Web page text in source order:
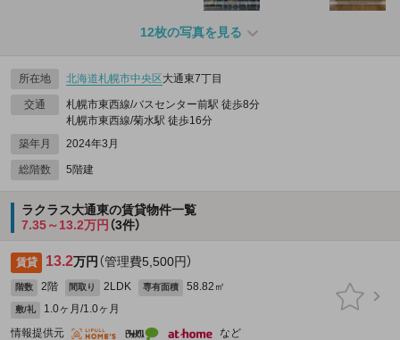
12枚の写真を見る
所在地 北海道札幌市中央区大通東7丁目
交通
札幌市東西線/バスセンター前駅 徒歩8分
札幌市東西線/菊水駅 徒歩16分
築年月
2024年3月
総階数 5階建
ラクラス大通東の賃貸物件一覧
7.35～13.2万円 （3件）
賃貸 13.2万円 （管理費5,500円）
階数 2階 間取り 2LDK 専有面積 58.82㎡
敷/礼
1.0ヶ月/1.0ヶ月
情報提供元
など